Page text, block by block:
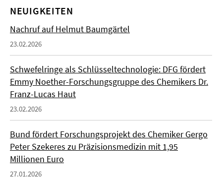
NEUIGKEITEN
Nachruf auf Helmut Baumgärtel
23.02.2026
Schwefelringe als Schlüsseltechnologie: DFG fördert
Emmy Noether-Forschungsgruppe des Chemikers Dr.
Franz-Lucas Haut
23.02.2026
Bund fördert Forschungsprojekt des Chemiker Gergo
Peter Szekeres zu Präzisionsmedizin mit 1,95
Millionen Euro
27.01.2026